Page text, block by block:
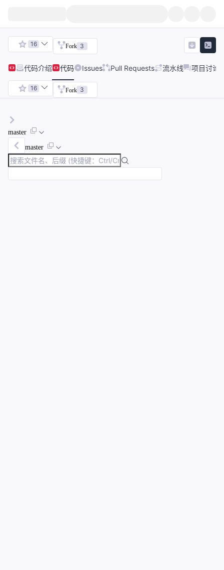
16 Fork 3
代码介绍 代码 Issues Pull Requests 流水线 项目讨论
16 Fork 3
master
master